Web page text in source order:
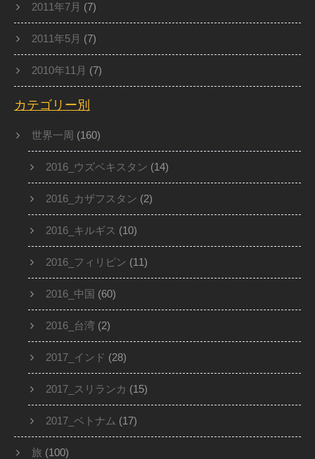
2011年7月 (7)
2011年5月 (7)
2010年11月 (7)
カテゴリー別
世界一周 (160)
2016_ウズベキスタン (14)
2016_カザフスタン (2)
2016_キルギス (10)
2016_フィリピン (11)
2016_中国 (60)
2016_台湾 (2)
2017_インド (28)
2017_スリランカ (15)
2017_ベトナム (17)
旅 (100)